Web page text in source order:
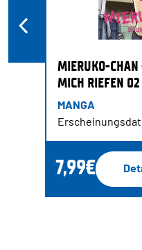
MIERUKO-
MICH RIEFEN 02
MANGA
7,99€